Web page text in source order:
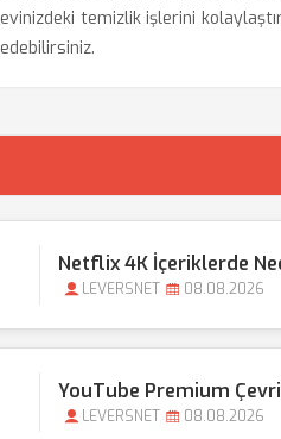
evinizdeki temizlik işlerini
edebilirsiniz.
Netflix 4K İçeriklerde
LEVERSNET 08.08.2026
YouTube Premium
LEVERSNET 08.08.2026